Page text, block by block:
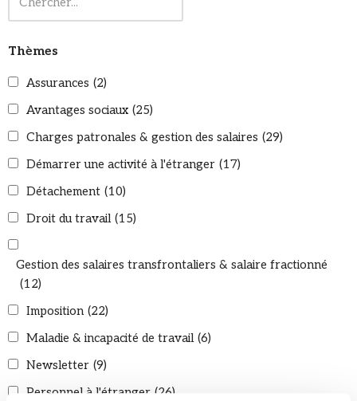
Thèmes
Assurances (2)
Avantages sociaux (25)
Charges patronales & gestion des salaires (29)
Démarrer une activité à l'étranger (17)
Détachement (10)
Droit du travail (15)
Gestion des salaires transfrontaliers & salaire fractionné
(12)
Imposition (22)
Maladie & incapacité de travail (6)
Newsletter (9)
Personnel à l'étranger (26)